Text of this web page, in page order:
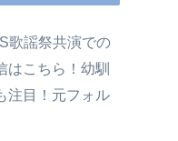
歌謡祭共演での
はこちら！幼馴
注目！元フォル